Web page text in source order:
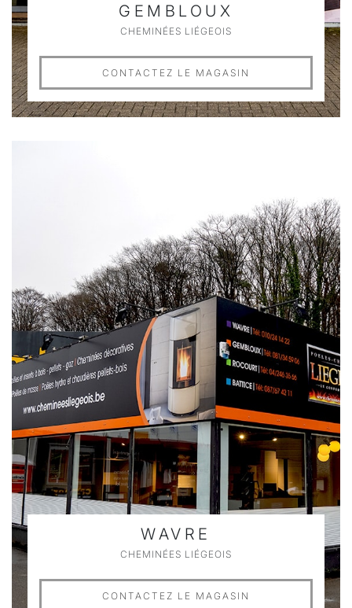
GEMBLOUX
CHEMINÉES LIÉGEOIS
CONTACTEZ LE MAGASIN
WAVRE
CHEMINÉES LIÉGEOIS
CONTACTEZ LE MAGASIN